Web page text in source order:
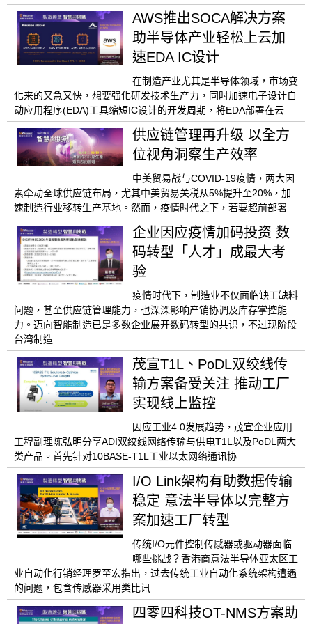
AWS推出SOCA解决方案
助半导体产业轻松上云加
速EDA IC设计
在制造产业尤其是半导体领域，市场变
化来的又急又快，想要强化研发技术生产力，同时加速电子设计自
动应用程序(EDA)工具缩短IC设计的开发周期，将EDA部署在云
供应链管理再升级 以全方
位视角洞察生产效率
中美贸易战与COVID-19疫情，两大因
素牵动全球供应链布局，尤其中美贸易关税从5%提升至20%，加
速制造行业移转生产基地。然而，疫情时代之下，若要超前部署
企业因应疫情加码投资 数
码转型「人才」成最大考
验
疫情时代下，制造业不仅面临缺工缺料
问题，甚至供应链管理能力，也深深影响产销协调及库存掌控能
力。迈向智能制造已是多数企业展开数码转型的共识，不过现阶段
台湾制造
茂宣T1L、PoDL双绞线传
输方案备受关注 推动工厂
实现线上监控
因应工业4.0发展趋势，茂宣企业应用
工程副理陈弘明分享ADI双绞线网络传输与供电T1L以及PoDL两大
类产品。首先针对10BASE-T1L工业以太网络通讯协
I/O Link架构有助数据传输
稳定 意法半导体以完整方
案加速工厂转型
传统I/O元件控制传感器或驱动器面临
哪些挑战？香港商意法半导体亚太区工
业自动化行销经理罗至宏指出，过去传统工业自动化系统架构遭遇
的问题，包含传感器采用类比讯
四零四科技OT-NMS方案助